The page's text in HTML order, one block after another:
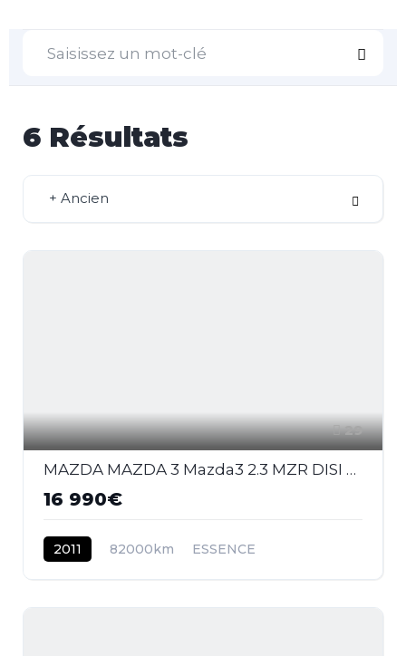
6 Résultats
+ Ancien
29
MAZDA MAZDA 3 Mazda3 2.3 MZR DISI Turbo - 260 2009 BERLINE MPS PHASE 1
16 990€
2011 82000km ESSENCE